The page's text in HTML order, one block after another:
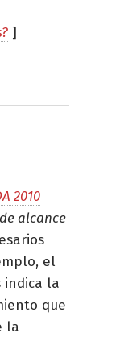
]
2010
alcance
el
indica la
que
la